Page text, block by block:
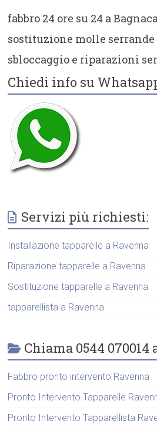
fabbro 24 ore su 24 a
sostituzione molle serrande
sbloccaggio e riparazioni
Chiedi info su
Servizi più richiesti:
Installazione tapparelle a Ravenna
Riparazione tapparelle a Ravenna
Sostituzione tapparelle a Ravenna
tapparellista a Ravenna
Chiama 0544 070014
Fabbro pronto intervento Ravenna
Pronto Intervento Tapparelle
Pronto Intervento Tapparellista